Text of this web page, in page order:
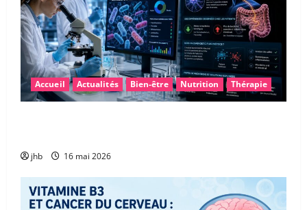
Accueil Actualités Bien-être Nutrition Thérapie
jhb 16 mai 2026